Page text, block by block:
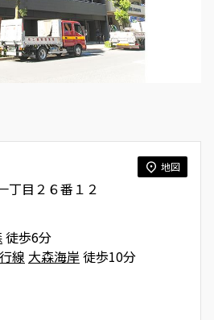
地図
丁目２６番１２
徒歩6分
線 大森海岸徒歩10分